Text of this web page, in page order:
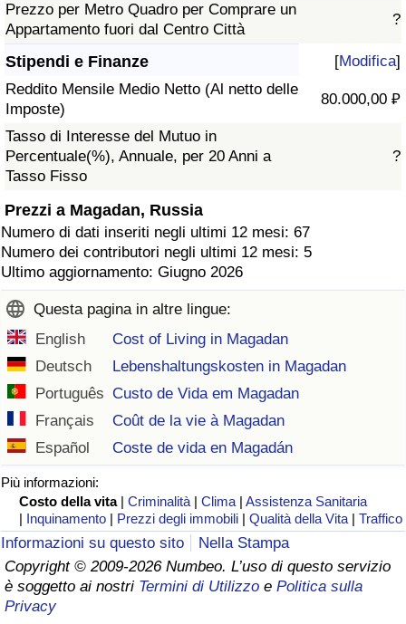
Prezzo per Metro Quadro per Comprare un
Appartamento fuori dal Centro Città
?
Stipendi e Finanze [Modifica]
Reddito Mensile Medio Netto (Al netto delle
Imposte)
80.000,00 ₽
Tasso di Interesse del Mutuo in
Percentuale(%), Annuale, per 20 Anni a
Tasso Fisso
?
Prezzi a Magadan, Russia
Numero di dati inseriti negli ultimi 12 mesi: 67
Numero dei contributori negli ultimi 12 mesi: 5
Ultimo aggiornamento: Giugno 2026
Questa pagina in altre lingue:
English
Cost of Living in Magadan
Deutsch
Lebenshaltungskosten in Magadan
Português Custo de Vida em Magadan
Français
Coût de la vie à Magadan
Español
Coste de vida en Magadán
Più informazioni:
Costo della vita |Criminalità |Clima |Assistenza Sanitaria
| Inquinamento | Prezzi degli immobili |Qualità della Vita |Traffico
Informazioni su questo sito
Nella Stampa
Copyright © 2009-2026 Numbeo. L’uso di questo servizio
è soggetto ai nostri Termini di Utilizzo e Politica sulla
Privacy